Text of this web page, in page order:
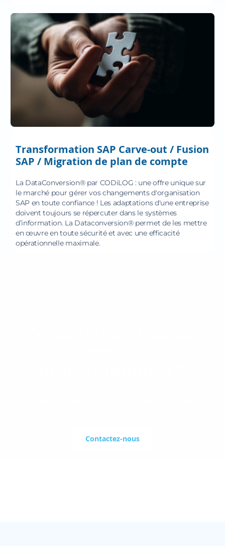
Transformation SAP Carve‍-‍out / Fusion
SAP / Migration de plan de compte
La DataConversion® par CODiLOG : une offre unique sur
le marché pour gérer vos changements d'organisation
SAP en toute confiance ! Les adaptations d'une entreprise
doivent toujours se répercuter dans le systèmes
d’information. La Dataconversion® permet de les mettre
en œuvre en toute sécurité et avec une efficacité
opérationnelle maximale.
Contactez-nous